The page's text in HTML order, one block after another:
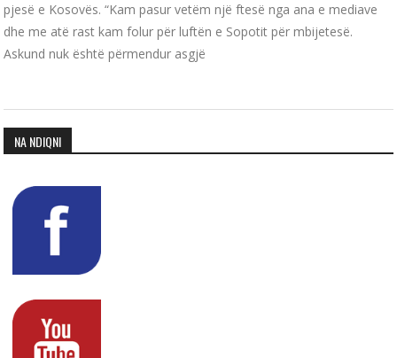
pjesë e Kosovës. “Kam pasur vetëm një ftesë nga ana e mediave
dhe me atë rast kam folur për luftën e Sopotit për mbijetesë.
Askund nuk është përmendur asgjë
NA NDIQNI